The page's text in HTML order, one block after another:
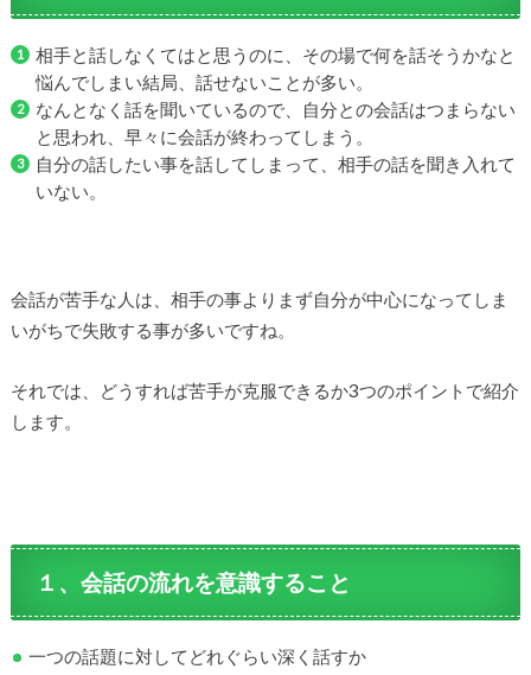
相手と話しなくてはと思うのに、その場で何を話そうかなと
悩んでしまい結局、話せないことが多い。
なんとなく話を聞いているので、自分との会話はつまらない
と思われ、早々に会話が終わってしまう。
自分の話したい事を話してしまって、相手の話を聞き入れて
いない。
会話が苦手な人は、相手の事よりまず自分が中心になってしま
いがちで失敗する事が多いですね。
それでは、どうすれば苦手が克服できるか3つのポイントで紹介
します。
１、会話の流れを意識すること
一つの話題に対してどれぐらい深く話すか